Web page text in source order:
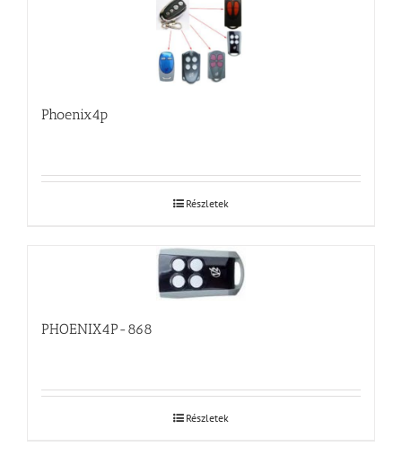
Phoenix4p
Részletek
PHOENIX4P-868
Részletek